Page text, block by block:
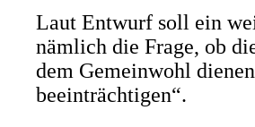
Laut Entwurf soll ein
nämlich die Frage, ob
dem Gemeinwohl
beeinträchtigen“.